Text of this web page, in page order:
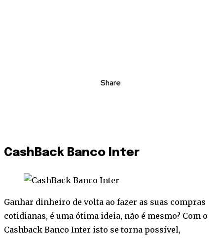
Share
CashBack Banco Inter
Ganhar dinheiro de volta ao fazer as suas compras
cotidianas, é uma ótima ideia, não é mesmo? Com o
Cashback Banco Inter isto se torna possível,